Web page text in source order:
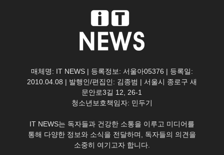
매체명: IT NEWS | 등록정보: 서울아05376 | 등록일:
2010.04.08 | 발행인/편집인: 김종범 | 서울시 종로구 새
문안로3길 12, 26-1
청소년보호책임자: 민두기
IT NEWS는 독자들과 건강한 소통을 이루고 미디어를
통해 다양한 정보와 소식을 전달하며, 독자들의 의견을
소중히 여기고자 합니다.